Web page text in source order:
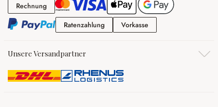
RechnungRechnung
RatenzahlungRatenzahlung
Vorkasse
Unsere Versandpartner